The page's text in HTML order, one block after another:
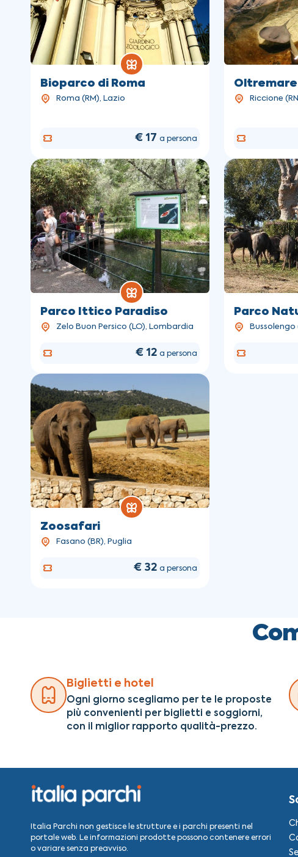
Bioparco di Roma
Roma (RM), Lazio
€ 17 a persona
Oltremare
Riccione
Parco Ittico Paradiso
Zelo Buon Persico (LO), Lombardia
€ 12 a persona
Parco
Bussolengo
Zoosafari
Fasano (BR), Puglia
€ 32 a persona
Biglietti e hotel
Ogni giorno scegliamo per te le proposte
più convenienti per biglietti e soggiorni,
con il miglior rapporto qualità-prezzo.
Italia Parchi non gestisce le strutture e i parchi presenti nel
portale web. Le informazioni prodotte possono contenere errori
o variare senza preavviso.